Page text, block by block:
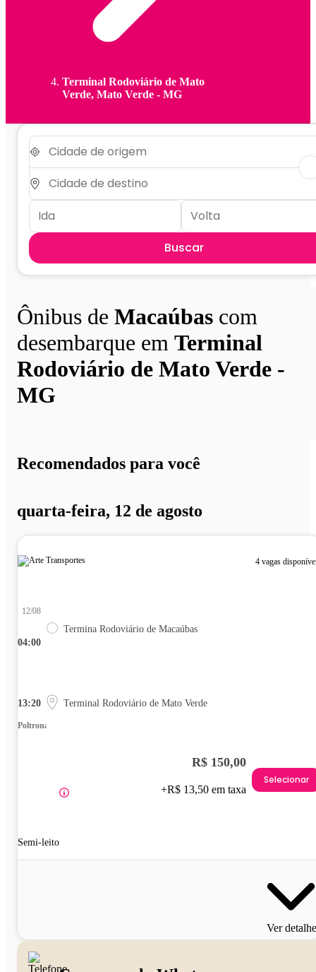
Terminal Rodoviário de Mato
Verde, Mato Verde - MG
Buscar
Ônibus de Macaúbas com
desembarque em Terminal
Rodoviário de Mato Verde -
MG
Recomendados para você
quarta-feira, 12 de agosto
4 vagas
04:00
12/08
Termina Rodoviário de Macaúbas
13:20 Terminal Rodoviário de Mato Verde
Poltrona
Semi-leito
R$ 150,00
+R$ 13,50 em taxa
Selecionar
Ver